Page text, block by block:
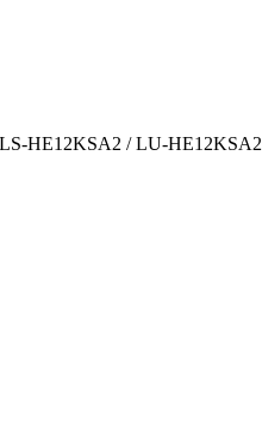
HE12KSA2 / LU-HE12KSA2